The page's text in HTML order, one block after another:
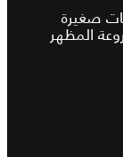
صغيرة
المظهر